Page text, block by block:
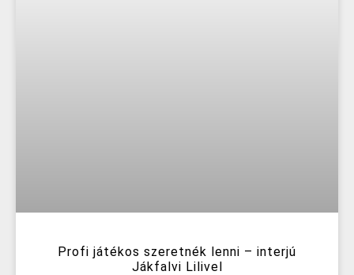
Profi játékos szeretnék lenni – interjú
Jákfalvi Lilivel